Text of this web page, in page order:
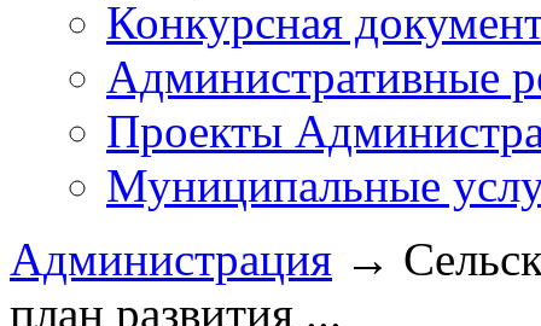
Конкурсная
Административные
Проекты
Муниципальные
Администрация →
план развития ...